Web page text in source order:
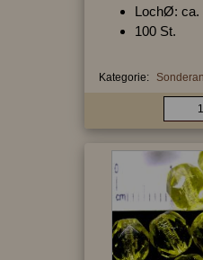
LochØ: ca.
100 St.
Kategorie: